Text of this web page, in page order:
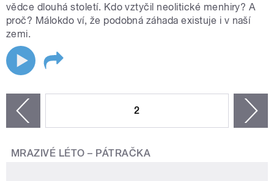
vědce dlouhá století. Kdo vztyčil neolitické menhiry? A
proč? Málokdo ví, že podobná záhada existuje i v naší
zemi.
2
MRAZIVÉ LÉTO – PÁTRAČKA